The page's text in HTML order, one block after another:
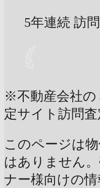
5年連続 訪
※不動産会社の
定サイト訪問
このページは
はありません
ナー様向けの情